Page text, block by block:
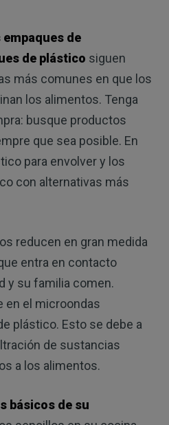
empaques de
de plástico siguen
más comunes en que los
los alimentos. Tenga
busque productos
que sea posible. En
para envolver y los
con alternativas más
reducen en gran medida
entra en contacto
y su familia comen.
en el microondas
plástico. Esto se debe a
de sustancias
a los alimentos.
básicos de su